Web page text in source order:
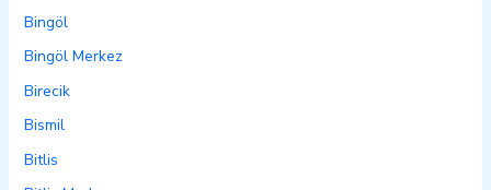
Bingöl
Bingöl Merkez
Birecik
Bismil
Bitlis